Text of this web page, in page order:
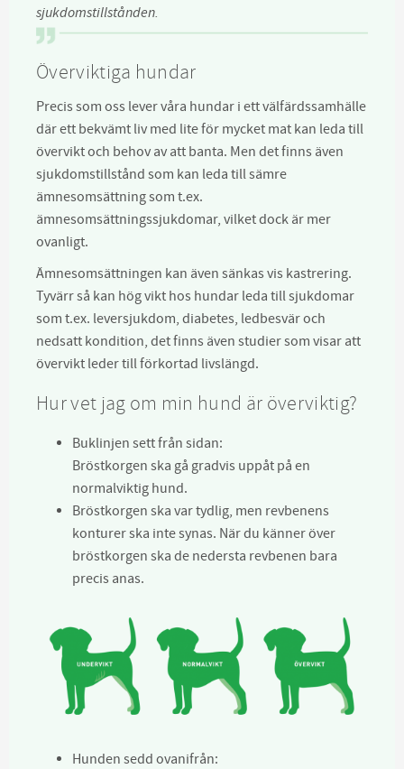
sjukdomstillstånden.
Överviktiga hundar
Precis som oss lever våra hundar i ett välfärdssamhälle
där ett bekvämt liv med lite för mycket mat kan leda till
övervikt och behov av att banta. Men det finns även
sjukdomstillstånd som kan leda till sämre
ämnesomsättning som t.ex.
ämnesomsättningssjukdomar, vilket dock är mer
ovanligt.
Ämnesomsättningen kan även sänkas vis kastrering.
Tyvärr så kan hög vikt hos hundar leda till sjukdomar
som t.ex. leversjukdom, diabetes, ledbesvär och
nedsatt kondition, det finns även studier som visar att
övervikt leder till förkortad livslängd.
Hur vet jag om min hund är överviktig?
Buklinjen sett från sidan:
Bröstkorgen ska gå gradvis uppåt på en
normalviktig hund.
Bröstkorgen ska var tydlig, men revbenens
konturer ska inte synas. När du känner över
bröstkorgen ska de nedersta revbenen bara
precis anas.
Hunden sedd ovanifrån: